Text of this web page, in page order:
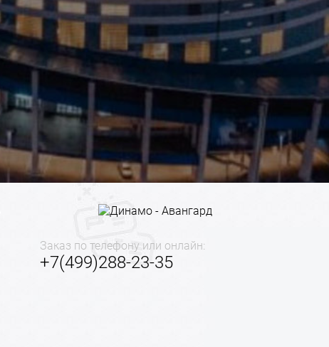
Заказ по телефону или онлайн:
+7(499)288-23-35